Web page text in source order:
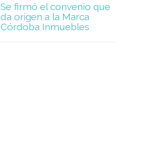
Se firmó el convenio que
da origen a la Marca
Córdoba Inmuebles